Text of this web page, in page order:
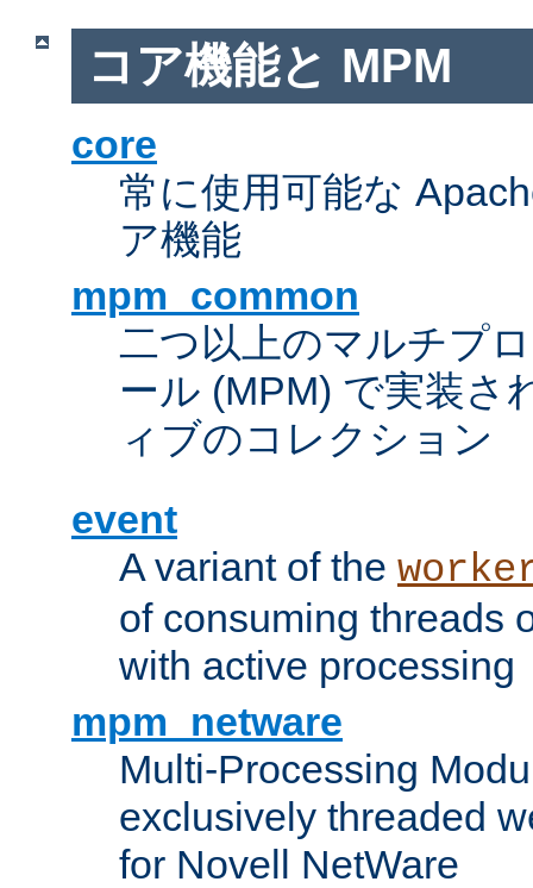
コア機能と MPM
core
常に使用可能な
ア機能
mpm_common
二つ以上のマルチプ
ール (MPM) で実装さ
ィブのコレクション
event
A variant of the
of consuming threads
with active processing
mpm_netware
Multi-Processing
exclusively threaded
for Novell NetWare